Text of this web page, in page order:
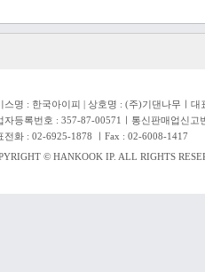
스명 : 한국아이피 | 상호명 : (주)기댄나무ㅣ
자등록번호 : 357-87-00571ㅣ통신판매업신고
전화 : 02-6925-1878 ㅣFax : 02-6008-1417
© HANKOOK IP. ALL RIGHTS